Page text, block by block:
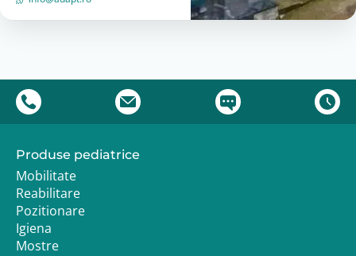
Produse pediatrice
Mobilitate
Reabilitare
Pozitionare
Igiena
Mostre